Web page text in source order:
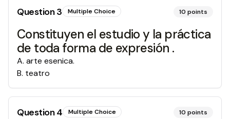
Question3 Multiple Choice 10 points
Constituyen el estudio y la práctica
de toda forma de expresión .
A. arte esenica.
B. teatro
Question4 Multiple Choice 10 points